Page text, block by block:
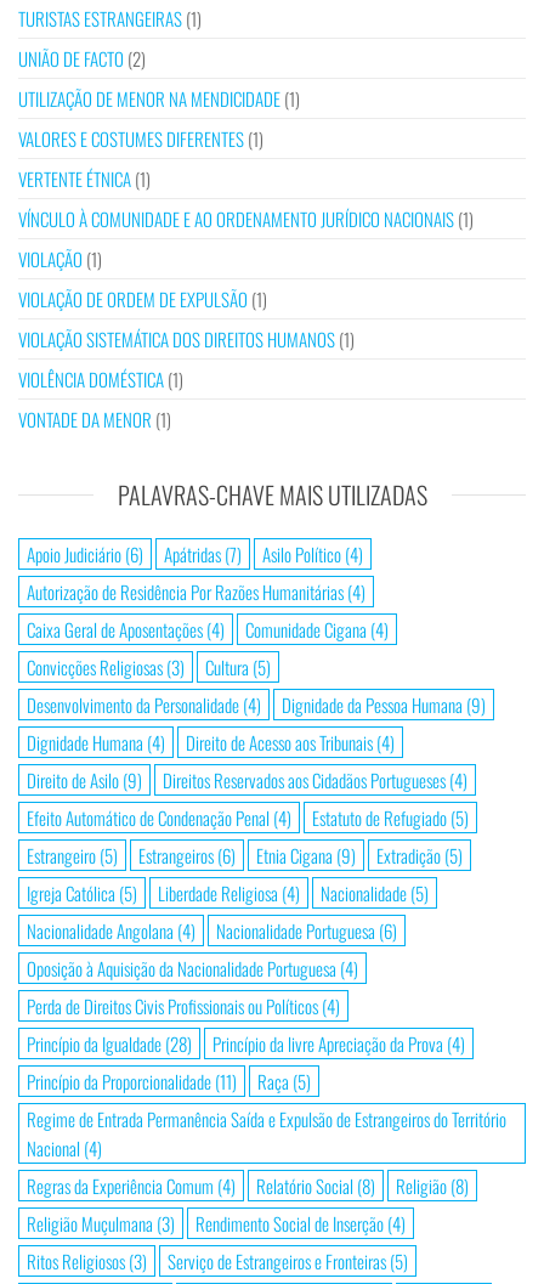
TURISTAS ESTRANGEIRAS(1)
UNIÃO DE FACTO (2)
UTILIZAÇÃO DE MENOR NA MENDICIDADE(1)
VALORES E COSTUMES DIFERENTES(1)
VERTENTE ÉTNICA(1)
VÍNCULO À COMUNIDADE E AO ORDENAMENTO JURÍDICO NACIONAIS(1)
VIOLAÇÃO (1)
VIOLAÇÃO DE ORDEM DE EXPULSÃO (1)
VIOLAÇÃO SISTEMÁTICA DOS DIREITOS HUMANOS(1)
VIOLÊNCIA DOMÉSTICA(1)
VONTADE DA MENOR (1)
PALAVRAS-CHAVE MAIS UTILIZADAS
Apoio Judiciário(6) Apátridas(7) Asilo Político(4)
Autorização de Residência Por Razões Humanitárias(4)
Caixa Geral de Aposentações(4) Comunidade Cigana (4)
Convicções Religiosas(3) Cultura (5)
Desenvolvimento da Personalidade(4) Dignidade da Pessoa Humana (9)
Dignidade Humana (4) Direito de Acesso aos Tribunais(4)
Direito de Asilo(9) Direitos Reservados aos Cidadãos Portugueses(4)
Efeito Automático de Condenação Penal (4) Estatuto de Refugiado(5)
Estrangeiro(5) Estrangeiros(6) Etnia Cigana (9) Extradição(5)
Igreja Católica (5) Liberdade Religiosa (4) Nacionalidade(5)
Nacionalidade Angolana (4) Nacionalidade Portuguesa (6)
Oposição à Aquisição da Nacionalidade Portuguesa (4)
Perda de Direitos Civis Profissionais ou Políticos(4)
Princípio da Igualdade(28) Princípio da livre Apreciação da Prova (4)
Princípio da Proporcionalidade(11) Raça (5)
Regime de Entrada Permanência Saída e Expulsão de Estrangeiros do Território
Nacional (4)
Regras da Experiência Comum (4) Relatório Social (8) Religião(8)
Religião Muçulmana (3) Rendimento Social de Inserção(4)
Ritos Religiosos(3) Serviço de Estrangeiros e Fronteiras(5)